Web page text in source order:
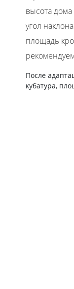
высота дома
угол
площадь
После
кубатура,